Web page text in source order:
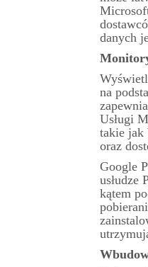
danych
na
Usługi
takie jak
oraz
Google
usłudze
kątem